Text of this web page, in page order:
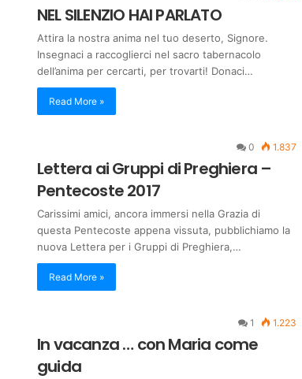
NEL SILENZIO HAI PARLATO
Attira la nostra anima nel tuo deserto, Signore.
Insegnaci a raccoglierci nel sacro tabernacolo
dell’anima per cercarti, per trovarti! Donaci…
Read More »
0 1.837
Lettera ai Gruppi di Preghiera –
Pentecoste 2017
Carissimi amici, ancora immersi nella Grazia di
questa Pentecoste appena vissuta, pubblichiamo la
nuova Lettera per i Gruppi di Preghiera,…
Read More »
1 1.223
In vacanza … con Maria come
guida